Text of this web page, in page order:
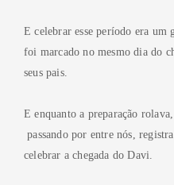
E celebrar esse período era um
foi marcado no mesmo dia do
seus pais.
E enquanto a preparação
passando por entre nós,
celebrar a chegada do Davi.